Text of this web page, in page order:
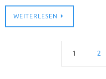
WEITERLESEN
1 2